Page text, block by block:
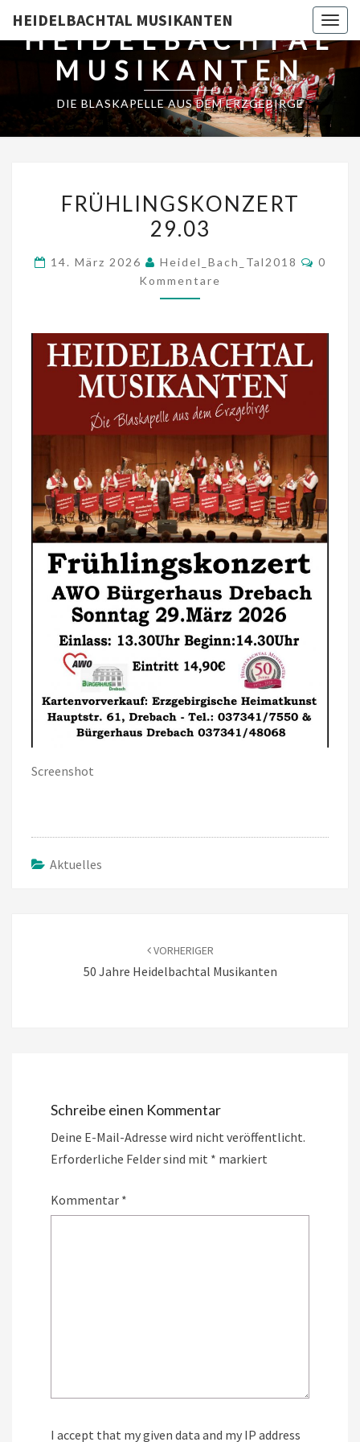
HEIDELBACHTAL MUSIKANTEN
HEIDELBACHTAL
MUSIKANTEN
DIE BLASKAPELLE AUS DEM ERZGEBIRGE
29.03
FRÜHLINGSKONZERT
29.03
14. März 2026 Heidel_Bach_Tal2018
0
Kommentare
Screenshot
Aktuelles
VORHERIGER
50 Jahre Heidelbachtal Musikanten
Schreibe einen Kommentar
Deine E-Mail-Adresse wird nicht veröffentlicht.
Erforderliche Felder sind mit * markiert
Kommentar *
I accept that my given data and my IP address